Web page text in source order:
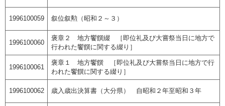
1996100059 叙位叙勲（昭和２～３）
1996100060
褒章２ 地方饗饌綴 ［即位礼及び大嘗祭当日に地方で
行われた饗饌に関する綴り］
1996100061
褒章１ 地方饗饌 ［即位礼及び大嘗祭当日に地方で行
われた饗饌に関する綴り］
1996100062 歳入歳出決算書（大分県） 自昭和２年至昭和３年